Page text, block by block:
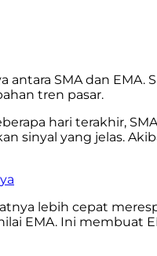
SMA dan
tren pasar.
hari terakhir,
sinyal yang jelas.
lebih cepat
EMA. Ini